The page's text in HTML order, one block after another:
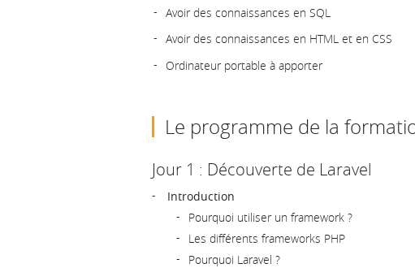
Avoir des connaissances en SQL
Avoir des connaissances en HTML et en CSS
Ordinateur portable à apporter
Le programme de la
Jour 1 : Découverte de Laravel
Introduction
Pourquoi utiliser un framework ?
Les différents frameworks PHP
Pourquoi Laravel ?